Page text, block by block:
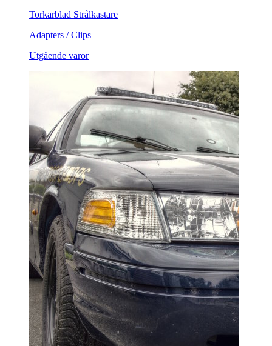
Torkarblad Strålkastare
Adapters / Clips
Utgående varor